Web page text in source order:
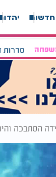
חדשות
סדרות
הסתבכה